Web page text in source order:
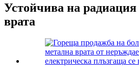
Устойчива на радиация
врата